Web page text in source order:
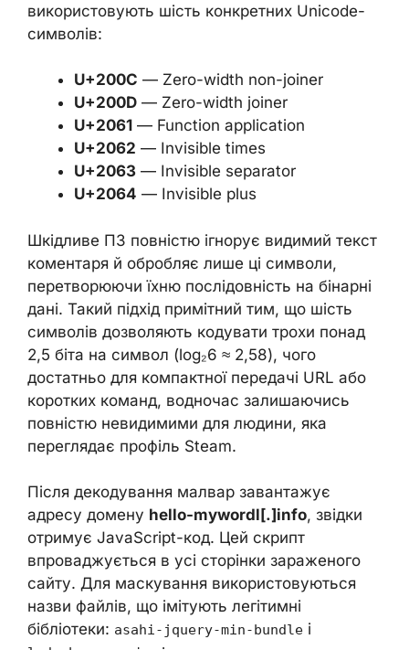
використовують шість конкретних Unicode-
символів:
U+200C — Zero-width non-joiner
U+200D — Zero-width joiner
U+2061 — Function application
U+2062 — Invisible times
U+2063 — Invisible separator
U+2064 — Invisible plus
Шкідливе ПЗ повністю ігнорує видимий текст
коментаря й обробляє лише ці символи,
перетворюючи їхню послідовність на бінарні
дані. Такий підхід примітний тим, що шість
символів дозволяють кодувати трохи понад
2,5 біта на символ (log₂6 ≈ 2,58), чого
достатньо для компактної передачі URL або
коротких команд, водночас залишаючись
повністю невидимими для людини, яка
переглядає профіль Steam.
Після декодування малвар завантажує
адресу домену hello-mywordl[.]info, звідки
отримує JavaScript-код. Цей скрипт
впроваджується в усі сторінки зараженого
сайту. Для маскування використовуються
назви файлів, що імітують легітимні
бібліотеки: asahi-jquery-min-bundle і